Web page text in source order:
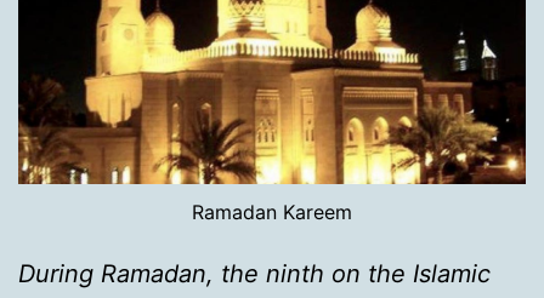
Ramadan Kareem
During Ramadan, the ninth on the Islamic